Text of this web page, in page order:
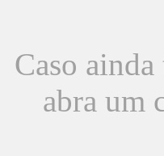
Caso
abra um